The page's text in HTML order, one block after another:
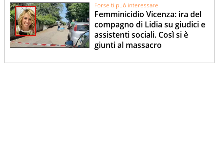
Forse ti può interessare
Femminicidio Vicenza: ira del
compagno di Lidia su giudici e
assistenti sociali. Così si è
giunti al massacro